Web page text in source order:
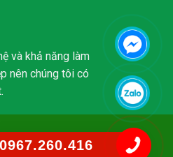
0967.260.416
và khả năng làm
nên chúng tôi có